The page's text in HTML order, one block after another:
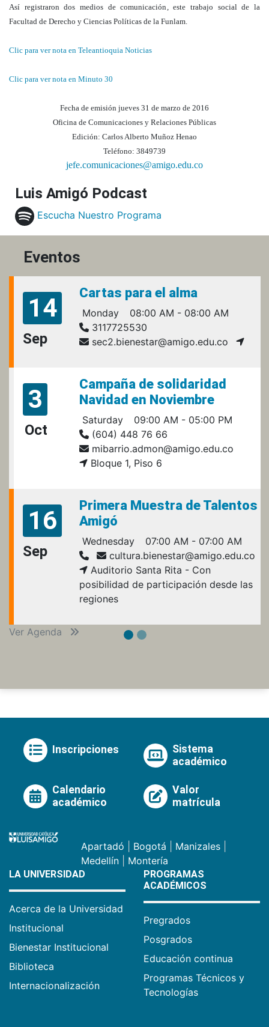
Así registraron dos medios de comunicación, este trabajo social de la
Facultad de Derecho y Ciencias Políticas de la Funlam.
Clic para ver nota en Teleantioquia Noticias
Clic para ver nota en Minuto 30
Fecha de emisión jueves 31 de marzo de 2016
Oficina de Comunicaciones y Relaciones Públicas
Edición: Carlos Alberto Muñoz Henao
Teléfono: 3849739
jefe.comunicaciones@amigo.edu.co
Luis Amigó Podcast
Escucha Nuestro Programa
Eventos
14
Sep
Cartas para el alma
Monday
08:00 AM - 08:00 AM
3117725530
sec2.bienestar@amigo.edu.co
3
Oct
Campaña de solidaridad
Navidad en Noviembre
Saturday
09:00 AM - 05:00 PM
(604) 448 76 66
mibarrio.admon@amigo.edu.co
Bloque 1, Piso 6
16
Sep
Primera Muestra de Talentos
Amigó
Wednesday
07:00 AM - 07:00 AM
cultura.bienestar@amigo.edu.co
Auditorio Santa Rita - Con
posibilidad de participación desde las
regiones
Ver Agenda
Inscripciones
Sistema
académico
Calendario
académico
Valor
matrícula
Apartadó Bogotá Manizales
Medellín
Montería
LA UNIVERSIDAD
Acerca de la Universidad
Institucional
Bienestar Institucional
Biblioteca
Internacionalización
PROGRAMAS
ACADÉMICOS
Pregrados
Posgrados
Educación continua
Programas Técnicos y
Tecnologías